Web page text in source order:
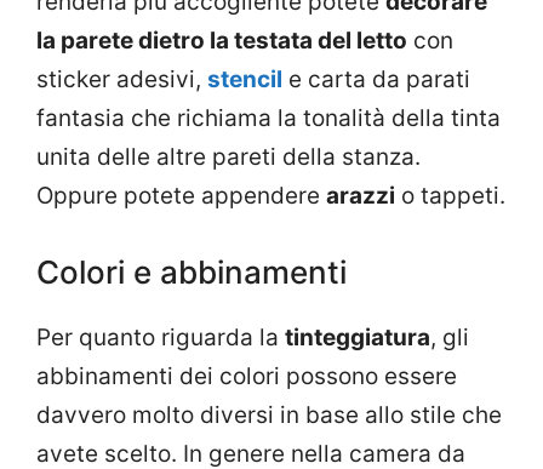
la parete dietro la testata del letto con
sticker adesivi, stencil e carta da parati
fantasia che richiama la tonalità della tinta
unita delle altre pareti della stanza.
Oppure potete appendere arazzi o tappeti.
Colori e abbinamenti
Per quanto riguarda la tinteggiatura, gli
abbinamenti dei colori possono essere
davvero molto diversi in base allo stile che
avete scelto. In genere nella camera da